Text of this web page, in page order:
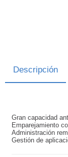
Descripción
Gran capacidad
Emparejamiento
Administración
Gestión de